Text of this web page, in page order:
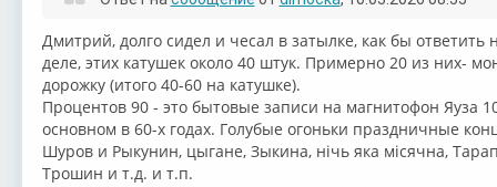
⁣Дмитрий, долго сидел и чесал в затылке, как бы
деле, этих катушек около 40 штук. Примерно 20 из них-
дорожку (итого 40-60 на катушке).
Процентов 90 - это бытовые записи на магнитофон Яуза
основном в 60-х годах. Голубые огоньки праздничные
Шуров и Рыкунин, цыгане, Зыкина, нiчь яка мiсячна,
Трошин и т.д. и т.п.